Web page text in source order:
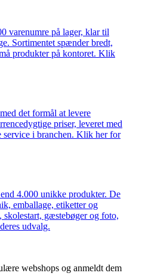
varenumre på lager, klar til
Sortimentet spænder bredt,
produkter på kontoret. Klik
det formål at levere
priser, leveret med
service i branchen. Klik her for
4.000 unikke produkter. De
emballage, etiketter og
gæstebøger og foto,
udvalg.
webshops og anmeldt dem